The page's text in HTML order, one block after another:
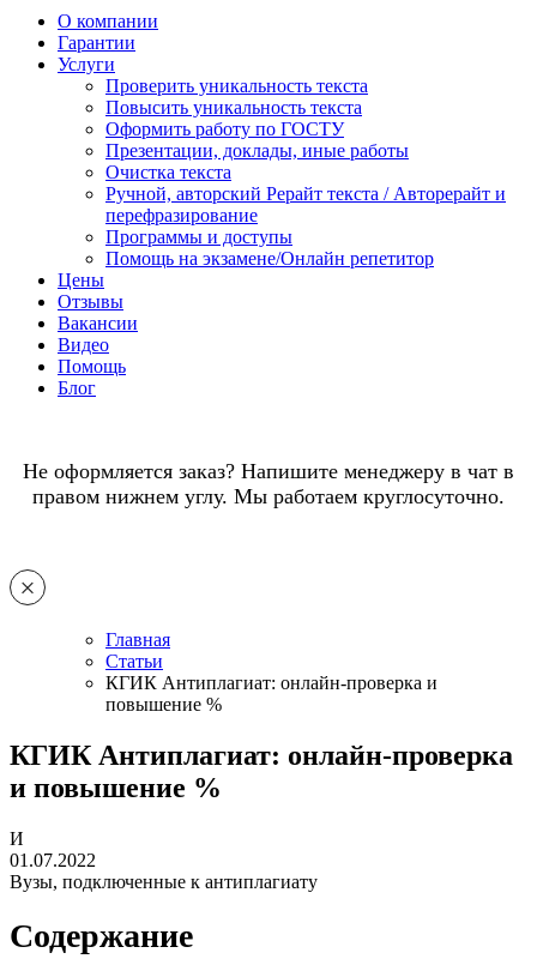
О компании
Гарантии
Услуги
Проверить уникальность текста
Повысить уникальность текста
Оформить работу по ГОСТУ
Презентации, доклады, иные работы
Очистка текста
Ручной, авторский Рерайт текста / Авторерайт и
перефразирование
Программы и доступы
Помощь на экзамене/Онлайн репетитор
Цены
Отзывы
Вакансии
Видео
Помощь
Блог
Не оформляется заказ? Напишите менеджеру в чат в
правом нижнем углу. Мы работаем круглосуточно.
Главная
Статьи
КГИК Антиплагиат: онлайн-проверка и
повышение %
КГИК Антиплагиат: онлайн-проверка
и повышение %
И
01.07.2022
Вузы, подключенные к антиплагиату
Содержание